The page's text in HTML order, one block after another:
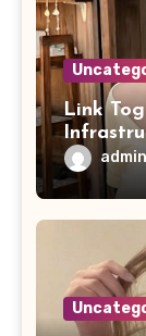
Link
Lebihadmin